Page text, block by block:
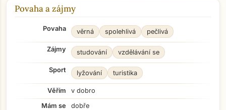
Povaha a zájmy
Povaha věrná spolehlivá pečlivá
Zájmy studování vzdělávání se
Sport lyžování turistika
Věřím
v dobro
Mám se
dobře